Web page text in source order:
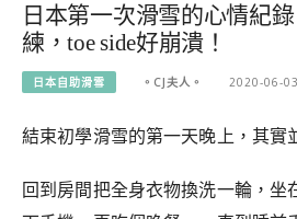
日本第一次滑雪的心情紀
練，toe side好崩潰！
日本自助滑雪 。CJ夫人。 2020-06-03
結束初學滑雪的第一天晚上，其實
回到房間把全身衣物換洗一輪，坐